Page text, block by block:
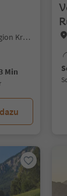
Geiselsberg, Bruneck, Dolomitenregion Kronplatz
Min